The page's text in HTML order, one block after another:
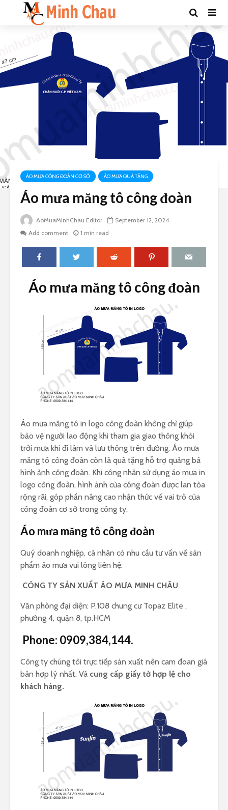
ÁO MƯA CÔNG ĐOÀN CƠ SỞ ÁO MƯA QUÀ TẶNG
Áo mưa măng tô công đoàn
AoMuaMinhChau Editor
September 12, 2024
Add comment
1 min read
Áo mưa măng tô công đoàn
Áo mưa măng tô in logo công đoàn không chỉ giúp
bảo vệ người lao động khi tham gia giao thông khỏi
trời mưa khi đi làm và lưu thông trên đường. Áo mưa
măng tô công đoàn còn là quà tặng hỗ trợ quảng bá
hình ảnh công đoàn. Khi công nhân sử dụng áo mưa in
logo công đoàn, hình ảnh của công đoàn được lan tỏa
rộng rãi, góp phần nâng cao nhận thức về vai trò của
công đoàn cơ sở trong công ty.
Áo mưa măng tô công đoàn
Quý doanh nghiệp, cá nhân có nhu cầu tư vấn về sản
phẩm áo mưa vui lòng liên hệ:
CÔNG TY SẢN XUẤT ÁO MƯA MINH CHÂU
Văn phòng đại diện: P.108 chung cư Topaz Elite ,
phường 4, quận 8, tp.HCM
Phone: 0909,384,144.
Công ty chúng tôi trực tiếp sản xuất nên cam đoan giá
bán hợp lý nhất. Và cung cấp giấy tờ hợp lệ cho
khách hàng.